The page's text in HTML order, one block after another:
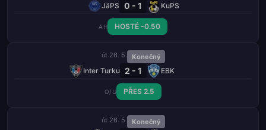
JäPS 0 - 1 KuPS
AH HOSTÉ -0.50
út 26. 5. Konečný
Inter Turku 2 - 1 EBK
O/U PŘES 2.5
út 26. 5. Konečný